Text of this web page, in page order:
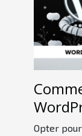
votre
Opter